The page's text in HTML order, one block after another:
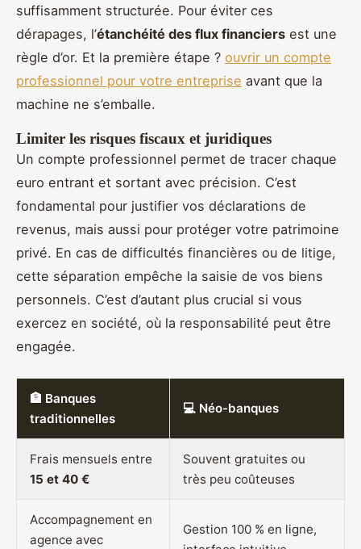
suffisamment structurée. Pour éviter ces
dérapages, l’étanchéité des flux financiers est une
règle d’or. Et la première étape ? ouvrir un compte
professionnel pour votre entreprise avant que la
machine ne s’emballe.
Limiter les risques fiscaux et juridiques
Un compte professionnel permet de tracer chaque
euro entrant et sortant avec précision. C’est
fondamental pour justifier vos déclarations de
revenus, mais aussi pour protéger votre patrimoine
privé. En cas de difficultés financières ou de litige,
cette séparation empêche la saisie de vos biens
personnels. C’est d’autant plus crucial si vous
exercez en société, où la responsabilité peut être
engagée.
🏦 Banques
traditionnelles
💻 Néo-banques
Frais mensuels entre
15 et 40 €
Souvent gratuites ou
très peu coûteuses
Accompagnement en
agence avec
Gestion 100 % en ligne,